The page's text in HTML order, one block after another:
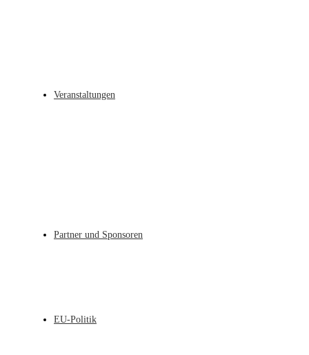
Veranstaltungen
Partner und Sponsoren
EU-Politik